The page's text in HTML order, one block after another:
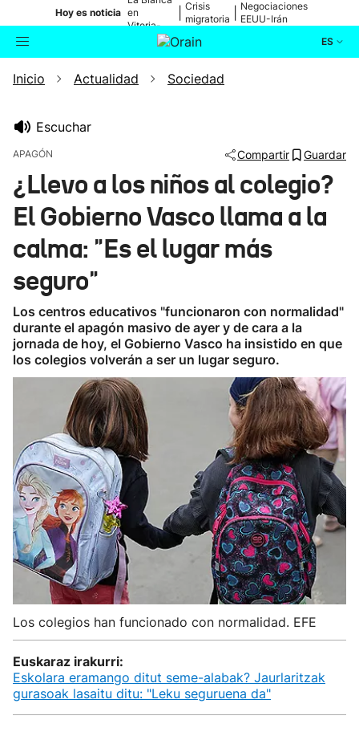
Hoy es noticia en
Vitoria-
Gasteiz
Crisis
migratoria
Negociaciones
EEUU-Irán
ES
Buscador Actualidad
Ikusmiran
Eguraldia
Inicio Actualidad Sociedad
Escuchar
APAGÓN Compartir Guardar
¿Llevo a los niños al colegio?
El Gobierno Vasco llama a la
calma: "Es el lugar más
seguro"
Los centros educativos "funcionaron con normalidad"
durante el apagón masivo de ayer y de cara a la
jornada de hoy, el Gobierno Vasco ha insistido en que
los colegios volverán a ser un lugar seguro.
Los colegios han funcionado con normalidad. EFE
Euskaraz irakurri:
Eskolara eramango ditut seme-alabak? Jaurlaritzak
gurasoak lasaitu ditu: "Leku seguruena da"